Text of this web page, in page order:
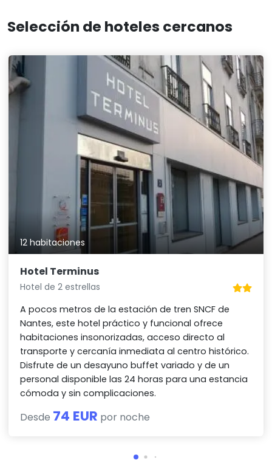
Selección de hoteles cercanos
12 habitaciones
Hotel Terminus
Hotel de 2 estrellas
A pocos metros de la estación de tren SNCF de
Nantes, este hotel práctico y funcional ofrece
habitaciones insonorizadas, acceso directo al
transporte y cercanía inmediata al centro histórico.
Disfrute de un desayuno buffet variado y de un
personal disponible las 24 horas para una estancia
cómoda y sin complicaciones.
Desde 74 EUR por noche